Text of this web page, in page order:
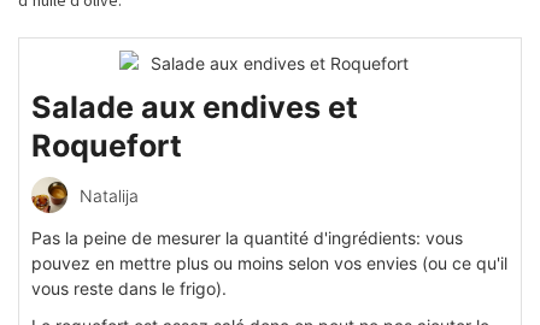
Salade aux endives et
Roquefort
Natalija
Pas la peine de mesurer la quantité d'ingrédients: vous
pouvez en mettre plus ou moins selon vos envies (ou ce qu'il
vous reste dans le frigo).